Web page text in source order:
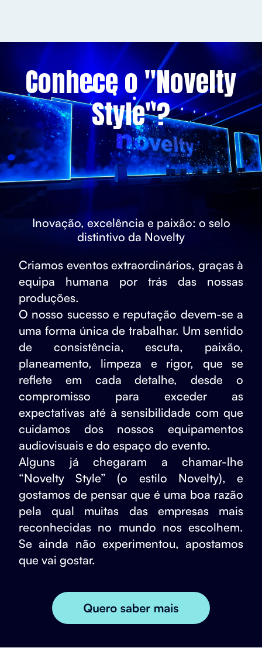
Conhece o "Novelty
Style"?
Inovação, excelência e paixão: o selo
distintivo da Novelty
Criamos eventos extraordinários, graças à
equipa humana por trás das nossas
produções.
O nosso sucesso e reputação devem-se a
uma forma única de trabalhar. Um sentido
de consistência, escuta, paixão,
planeamento, limpeza e rigor, que se
reflete em cada detalhe, desde o
compromisso para exceder as
expectativas até à sensibilidade com que
cuidamos dos nossos equipamentos
audiovisuais e do espaço do evento.
Alguns já chegaram a chamar-lhe
“Novelty Style” (o estilo Novelty), e
gostamos de pensar que é uma boa razão
pela qual muitas das empresas mais
reconhecidas no mundo nos escolhem.
Se ainda não experimentou, apostamos
que vai gostar.